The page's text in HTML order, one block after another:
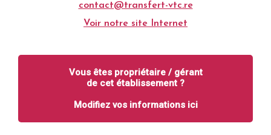
contact@transfert-vtc.re
Voir notre site Internet
Vous êtes propriétaire / gérant
de cet établissement ?
Modifiez vos informations ici